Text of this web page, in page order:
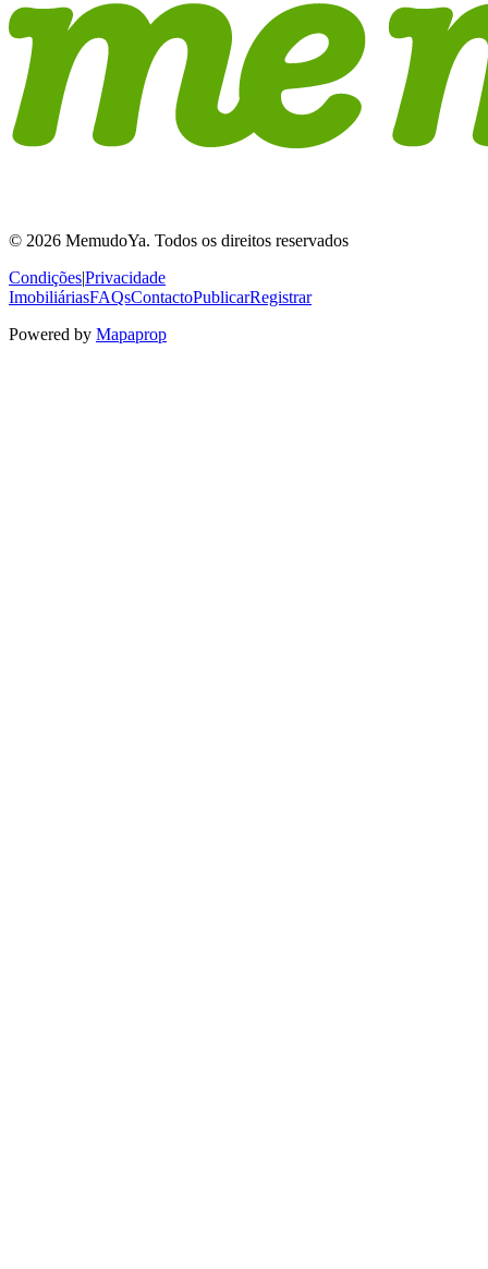
© 2026 MemudoYa. Todos os direitos reservados
Condições|Privacidade
ImobiliáriasFAQsContactoPublicarRegistrar
Powered by Mapaprop